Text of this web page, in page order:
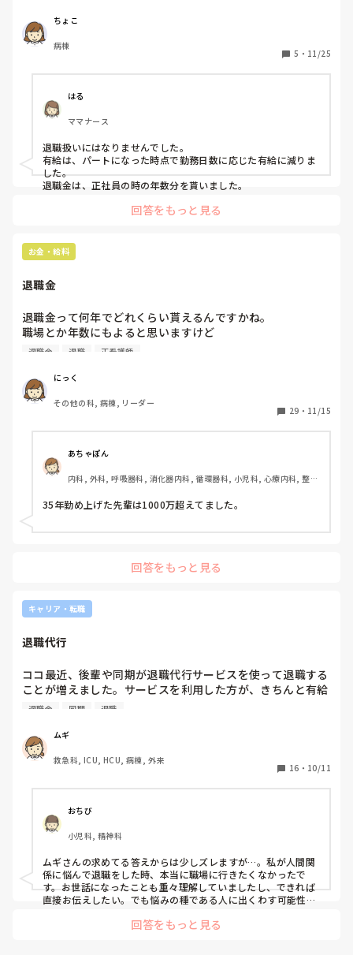
②有給消滅しましたか？
③退職金でましたか？
ちょこ
病棟
5 ・ 11/25
はる
ママナース
退職扱いにはなりませんでした。
有給は、パートになった時点で勤務日数に応じた有給に減りま
した。
回答をもっと見る
お金・給料
退職金
退職金って何年でどれくらい貰えるんですかね。
職場とか年数にもよると思いますけど
周りに看護師で退職金貰った人
退職金 退職 正看護師
にっく
その他の科, 病棟, リーダー
29 ・ 11/15
あちゃぽん
内科, 外科, 呼吸器科, 消化器内科, 循環器科, 小児科, 心療内科, 整形
合診療科, 救急科, 超急性期, ICU, CCU, HCU, その他の科, ママナー
ス, 外来, 神経内科, 脳神経外科, NICU, 消化器外科, 一般病院, 慢性
35年勤め上げた先輩は1000万超えてました。
回答をもっと見る
キャリア・転職
退職代行
ココ最近、後輩や同期が退職代行サービスを使って退職する
ことが増えました。サービスを利用した方が、きちんと有給
消化できて退職金をもらえて得なのは分かりますが、割と信
なのを感じます。
皆さんのところで退職代行サービス流行ってますか？
退職金 同期 退職
ムギ
救急科, ICU, HCU, 病棟, 外来
16 ・ 10/11
おちび
小児科, 精神科
ムギさんの求めてる答えからは少しズレますが…。私が人間関
係に悩んで退職をした時、本当に職場に行きたくなかったで
す。お世話になったことも重々理解していましたし、できれば
直接お伝えしたい。でも悩みの種である人に出くわす可能性を
で、その間皆さんに迷惑かけたことも申し訳なく、優しい人た
回答をもっと見る